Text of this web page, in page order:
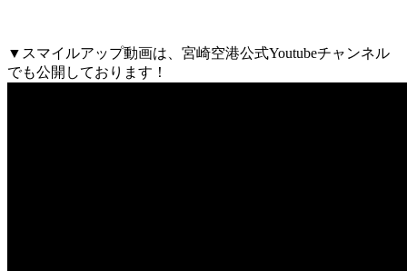
▼スマイルアップ動画は、宮崎空港公式Youtubeチャンネル
でも公開しております！